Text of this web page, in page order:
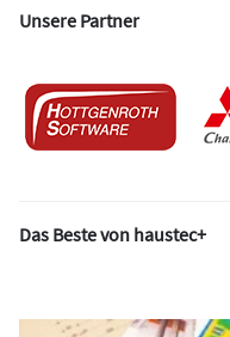
Unsere Partner
Das Beste von haustec+